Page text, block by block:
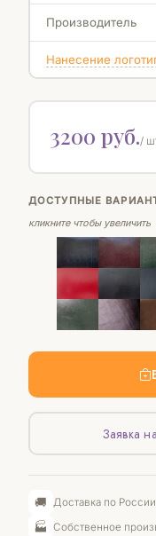
Производитель
Нанесение
3200 руб./
ДОСТУПНЫЕ
кликните чтобы увеличить
Заявка
🚚 Доставка по России
🏭 Собственное